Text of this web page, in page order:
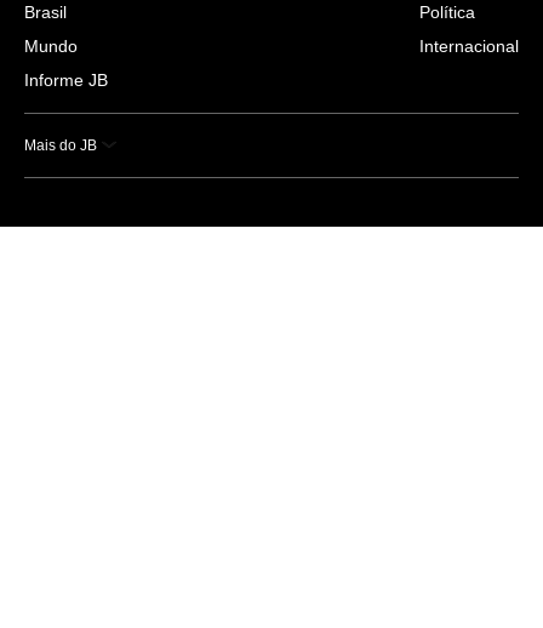
Brasil
Mundo
Informe JB
Política
Internacional
Mais do JB
Esportes